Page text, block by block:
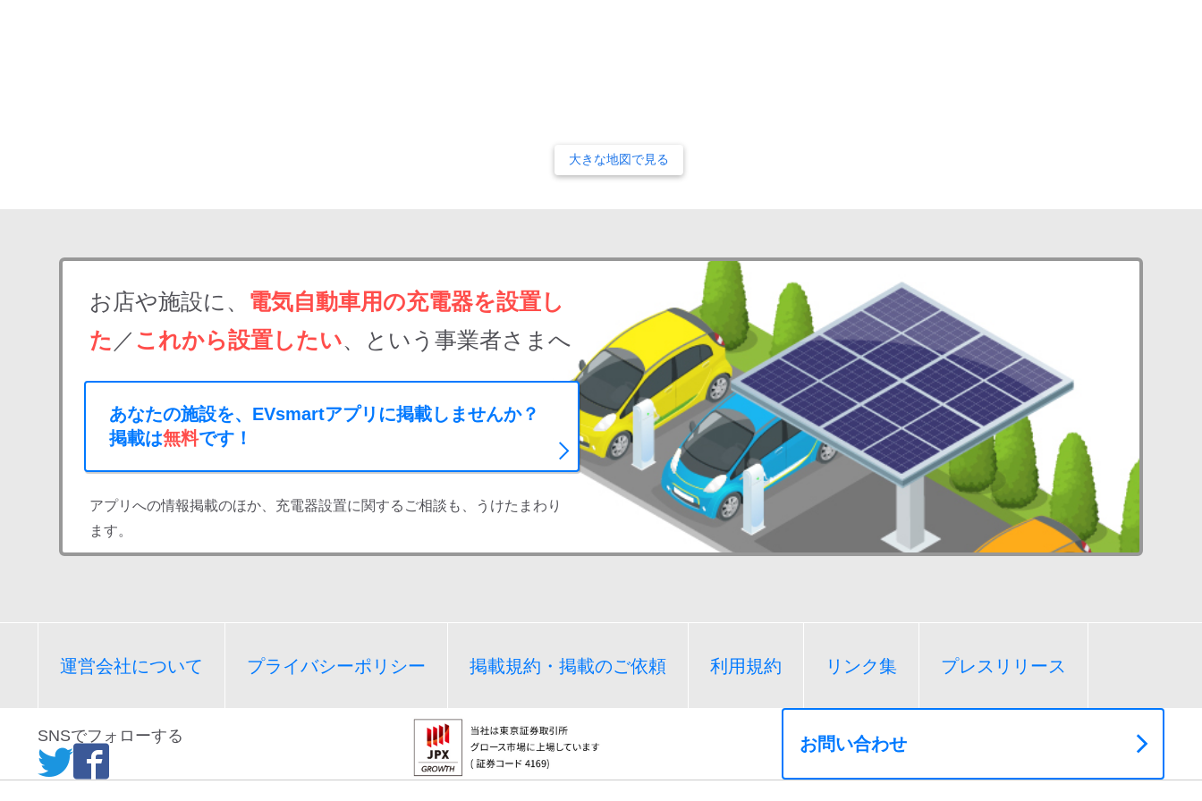
大きな地図で見る
お店や施設に、 電気自動車用の充電器を設置し
た ／ これから設置したい、という事業者さまへ
あなたの施設を、EVsmartアプリに掲載しませんか？
掲載は無料です！
アプリへの情報掲載のほか、充電器設置に関するご相談も、うけたまわり
ます。
運営会社について プライバシーポリシー 掲載規約・掲載のご依頼 利用規約 リンク集 プレスリリース
SNSでフォローする お問い合わせ